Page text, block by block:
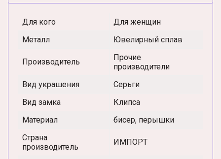
Для кого
Для женщин
Металл
Ювелирный сплав
Производитель
Прочие
производители
Вид украшения
Серьги
Вид замка
Клипса
Материал
бисер, перышки
Страна
производитель
ИМПОРТ